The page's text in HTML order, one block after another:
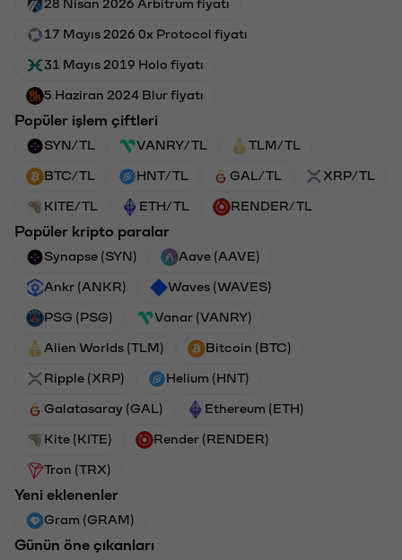
28 Nisan 2026 Arbitrum fiyatı
17 Mayıs 2026 0x Protocol fiyatı
31 Mayıs 2019 Holo fiyatı
5 Haziran 2024 Blur fiyatı
Popüler işlem çiftleri
SYN/TL VANRY/TL TLM/TL
BTC/TL HNT/TL GAL/TL XRP/TL
KITE/TL ETH/TL RENDER/TL
Popüler kripto paralar
Synapse (SYN) Aave (AAVE)
Ankr (ANKR) Waves (WAVES)
PSG (PSG) Vanar (VANRY)
Alien Worlds (TLM) Bitcoin (BTC)
Ripple (XRP) Helium (HNT)
Galatasaray (GAL) Ethereum (ETH)
Kite (KITE) Render (RENDER)
Tron (TRX)
Yeni eklenenler
Gram (GRAM)
Günün öne çıkanları